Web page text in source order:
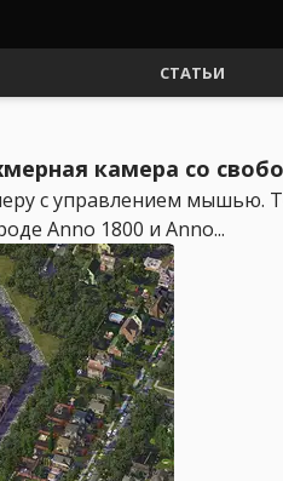
СТАТЬИ
камера со
с управлением мышью.
Anno 1800 и Anno...